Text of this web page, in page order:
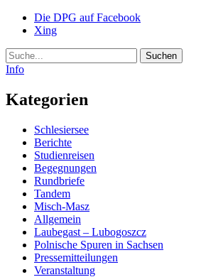
Die DPG auf Facebook
Xing
Suche
Info
Kategorien
Schlesiersee
Berichte
Studienreisen
Begegnungen
Rundbriefe
Tandem
Misch-Masz
Allgemein
Laubegast – Lubogoszcz
Polnische Spuren in Sachsen
Pressemitteilungen
Veranstaltung